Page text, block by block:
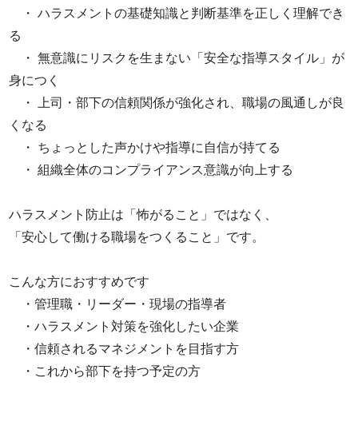
・ ハラスメントの基礎知識と判断基準を正しく理解でき
る
・ 無意識にリスクを生まない「安全な指導スタイル」が
身につく
・ 上司・部下の信頼関係が強化され、職場の風通しが良
くなる
・ ちょっとした声かけや指導に自信が持てる
・ 組織全体のコンプライアンス意識が向上する
ハラスメント防止は「怖がること」ではなく、
「安心して働ける職場をつくること」です。
こんな方におすすめです
・管理職・リーダー・現場の指導者
・ハラスメント対策を強化したい企業
・信頼されるマネジメントを目指す方
・これから部下を持つ予定の方